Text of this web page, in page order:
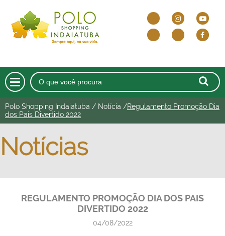
HOME
DELIVERY E DRIVE THRU
LOJAS
CINEMA
ALIMENTAÇÃO
Polo Shopping Indaiatuba / Notícia /Regulamento Promoção Dia
dos Pais Divertido 2022
Notícias
REGULAMENTO PROMOÇÃO DIA DOS PAIS
DIVERTIDO 2022
04/08/2022